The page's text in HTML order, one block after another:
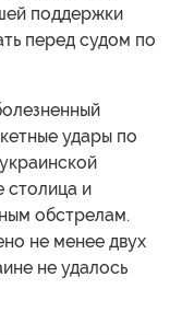
поддержки
перед судом по
удары по
столица и
обстрелам.
не менее двух
не удалось